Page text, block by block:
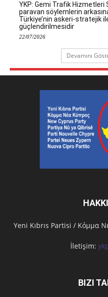
YKP: Gemi Trafik Hizmetleri
paravan söylemlerin
Türkiye’nin askeri-stratejik
güçlendirilmesidir
22/07/2026
Devamını
Υeni Kıbrıs Partisi / Κόμμα
İletişim:
BIZI